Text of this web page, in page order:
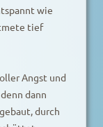
wie
tief
Angst und
dann
durch